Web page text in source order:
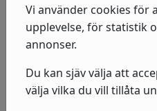
Industri 2
(939521) Grå,
492kr I lager: 2-7 arbetsdagar
Vi använder cookies för
upplevelse, för statistik
annonser.
Du kan sjäv välja att
välja vilka du vill tillåta